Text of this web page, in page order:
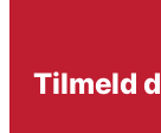
Tilmeld